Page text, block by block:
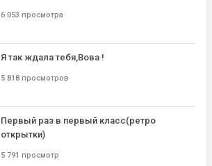
6 053 просмотра
Я так ждала тебя,Вова !
5 818 просмотров
Первый раз в первый класс(ретро
открытки)
5 791 просмотр